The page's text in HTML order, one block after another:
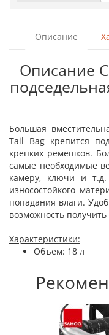
Описание
Описание
Большая
Tail Bag крепится
крепких ремешков.
самые необходимые
камеру, ключи и
износостойкого
попадания влаги.
возможность
Характеристики:
Объем: 18 л